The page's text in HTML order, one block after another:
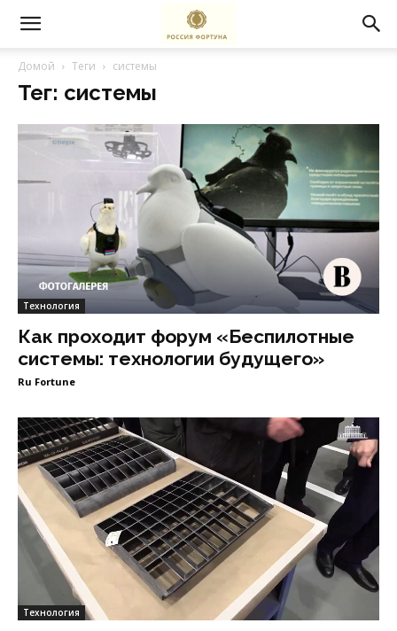
Домой Теги системы
Тег: системы
Технология
Как проходит форум «Беспилотные
системы: технологии будущего»
Ru Fortune
Технология